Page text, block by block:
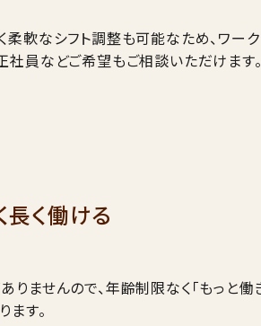
軟なシフト調整も可能なため、ワーク
社員などご希望もご相談いただけます。
く働ける
ませんので、年齢制限なく「もっと
す。